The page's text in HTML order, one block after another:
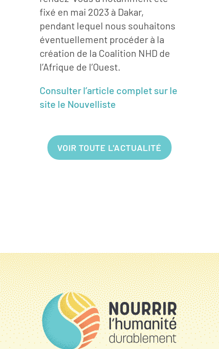
fixé en mai 2023 à Dakar,
pendant lequel nous souhaitons
éventuellement procéder à la
création de la Coalition NHD de
l’Afrique de l’Ouest.
Consulter l’article complet sur le
site le Nouvelliste
VOIR TOUTE L'ACTUALITÉ